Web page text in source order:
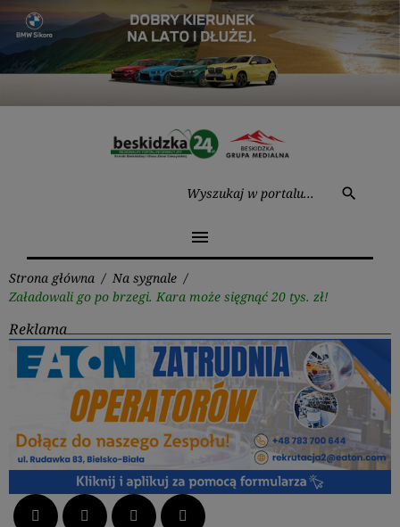
Przejdź
treści
search
menu
Strona główna / Na sygnale /
Załadowali go po brzegi. Kara może sięgnąć 20 tys. zł!
Reklama
Facebook Twitter LinkedIn Pinterest